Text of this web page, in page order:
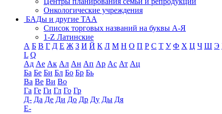
Онкологические учреждения
БАДы и другие ТАА
Список торговых названий на буквы А-Я
1-Z Латинские
А Б В Г Д Е Ж З И Й К Л М Н О П Р С Т У Ф Х Ц Ч Ш Э
L Q
Ад Ае Ак Ал Ан Ап Ар Ас Ат Ац
Ба Бе Би Бл Бо Бр Бь
Ва Ве Ви Во
Га Ге Ги Гл Го Гр
Д- Да Де Ди До Др Ду Ды Дя
Е-